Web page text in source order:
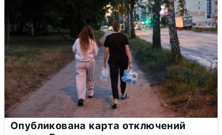
Опубликована карта отключений